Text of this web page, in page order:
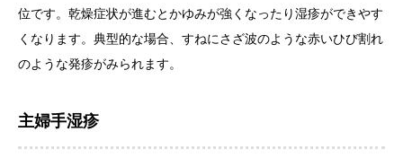
位です。乾燥症状が進むとかゆみが強くなったり湿疹ができやす
くなります。典型的な場合、すねにさざ波のような赤いひび割れ
のような発疹がみられます。
主婦手湿疹